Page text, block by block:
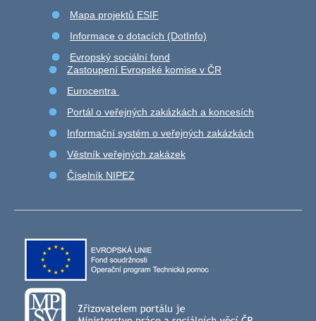
Mapa projektů ESIF
Informace o dotacích (DotInfo)
Evropský sociální fond
Zastoupení Evropské komise v ČR
Eurocentra
Portál o veřejných zakázkách a koncesích
Informační systém o veřejných zakázkách
Věstník veřejných zakázek
Číselník NIPEZ